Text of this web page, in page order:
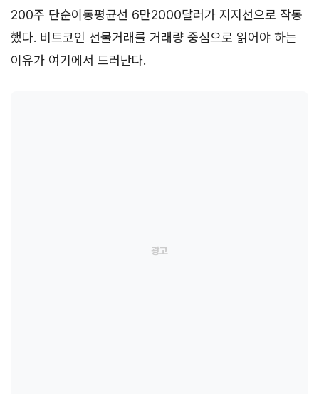
200주 단순이동평균선 6만2000달러가 지지선으로 작동
했다. 비트코인 선물거래를 거래량 중심으로 읽어야 하는
이유가 여기에서 드러난다.